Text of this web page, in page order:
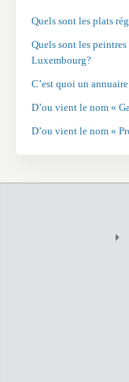
Quels sont les plats
Quels sont les
Luxembourg?
C’est quoi un
D’ou vient le nom «
D’ou vient le nom «